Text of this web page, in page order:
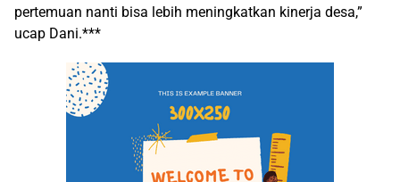
pertemuan nanti bisa lebih meningkatkan kinerja desa,”
ucap Dani.***